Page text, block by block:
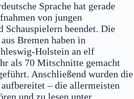
Sprache hat gerade
von jungen
Schauspielern beendet. Die
Bremen haben in
Holstein an elf
als 70 Mitschnitte gemacht
Anschließend wurden die
– die allermeisten
und zu lesen unter